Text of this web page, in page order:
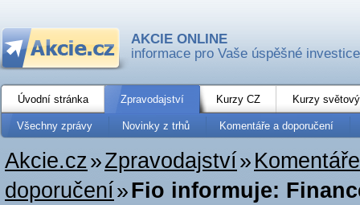
AKCIE ONLINE
informace pro Vaše úspěšné investice
Úvodní stránka Zpravodajství Kurzy CZ Kurzy
Všechny zprávy Novinky z trhů Komentáře a doporučení
Akcie.cz»Zpravodajství»
doporučení»Fio informuje: